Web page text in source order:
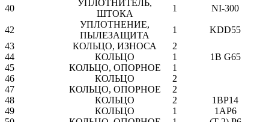
40
УПЛОТНИТЕЛЬ,
ШТОКА
1 NI-300
42
УПЛОТНЕНИЕ,
ПЫЛЕЗАЩИТА
1
KDD55
43
КОЛЬЦО, ИЗНОСА
2
44
КОЛЬЦО 1
1B G65
45
КОЛЬЦО, ОПОРНОЕ
1
46
КОЛЬЦО
2
47
КОЛЬЦО, ОПОРНОЕ
2
48
КОЛЬЦО 2
1BP14
49
КОЛЬЦО 1
1AP6